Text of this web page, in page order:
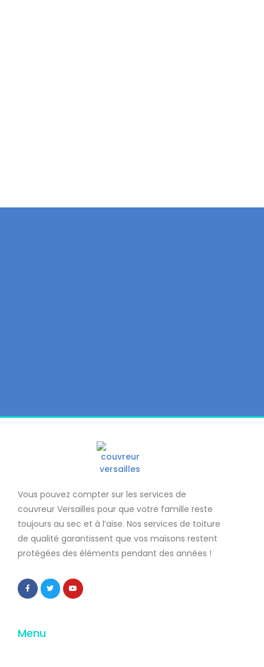
Vous pouvez compter sur les services de
couvreur Versailles pour que votre famille reste
toujours au sec et à l’aise. Nos services de toiture
de qualité garantissent que vos maisons restent
protégées des éléments pendant des années !
Menu